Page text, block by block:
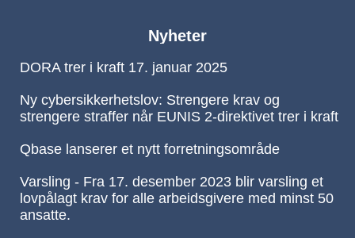
Nyheter
DORA trer i kraft 17. januar 2025
Ny cybersikkerhetslov: Strengere krav og
strengere straffer når EUNIS 2-direktivet trer i kraft
Qbase lanserer et nytt forretningsområde
Varsling - Fra 17. desember 2023 blir varsling et
lovpålagt krav for alle arbeidsgivere med minst 50
ansatte.